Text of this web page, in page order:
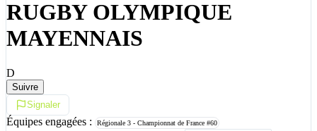
RUGBY OLYMPIQUE
MAYENNAIS
D
Suivre
Signaler
Équipes engagées : Régionale 3 - Championnat de France #60